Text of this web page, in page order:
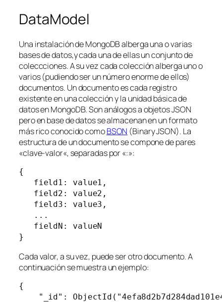
DataModel
Una instalación de MongoDB alberga una o varias
bases de datos,y cada una de ellas un conjunto de
coleccciones. A su vez cada colección alberga uno o
varios (pudiendo ser un número enorme de ellos)
documentos. Un documento es cada registro
existente en una colección y la unidad básica de
datos en MongoDB. Son análogos a objetos JSON
pero en base de datos se almacenan en un formato
más rico conocido comoBSON (Binary JSON). La
estructura de un documento se compone de pares
«clave-valor«, separadas por «:»:
{
   field1: value1,
   field2: value2,
   field3: value3,
   ...
   fieldN: valueN
}
Cada valor, a su vez, puede ser otro documento. A
continuación se muestra un ejemplo:
{
"_id":